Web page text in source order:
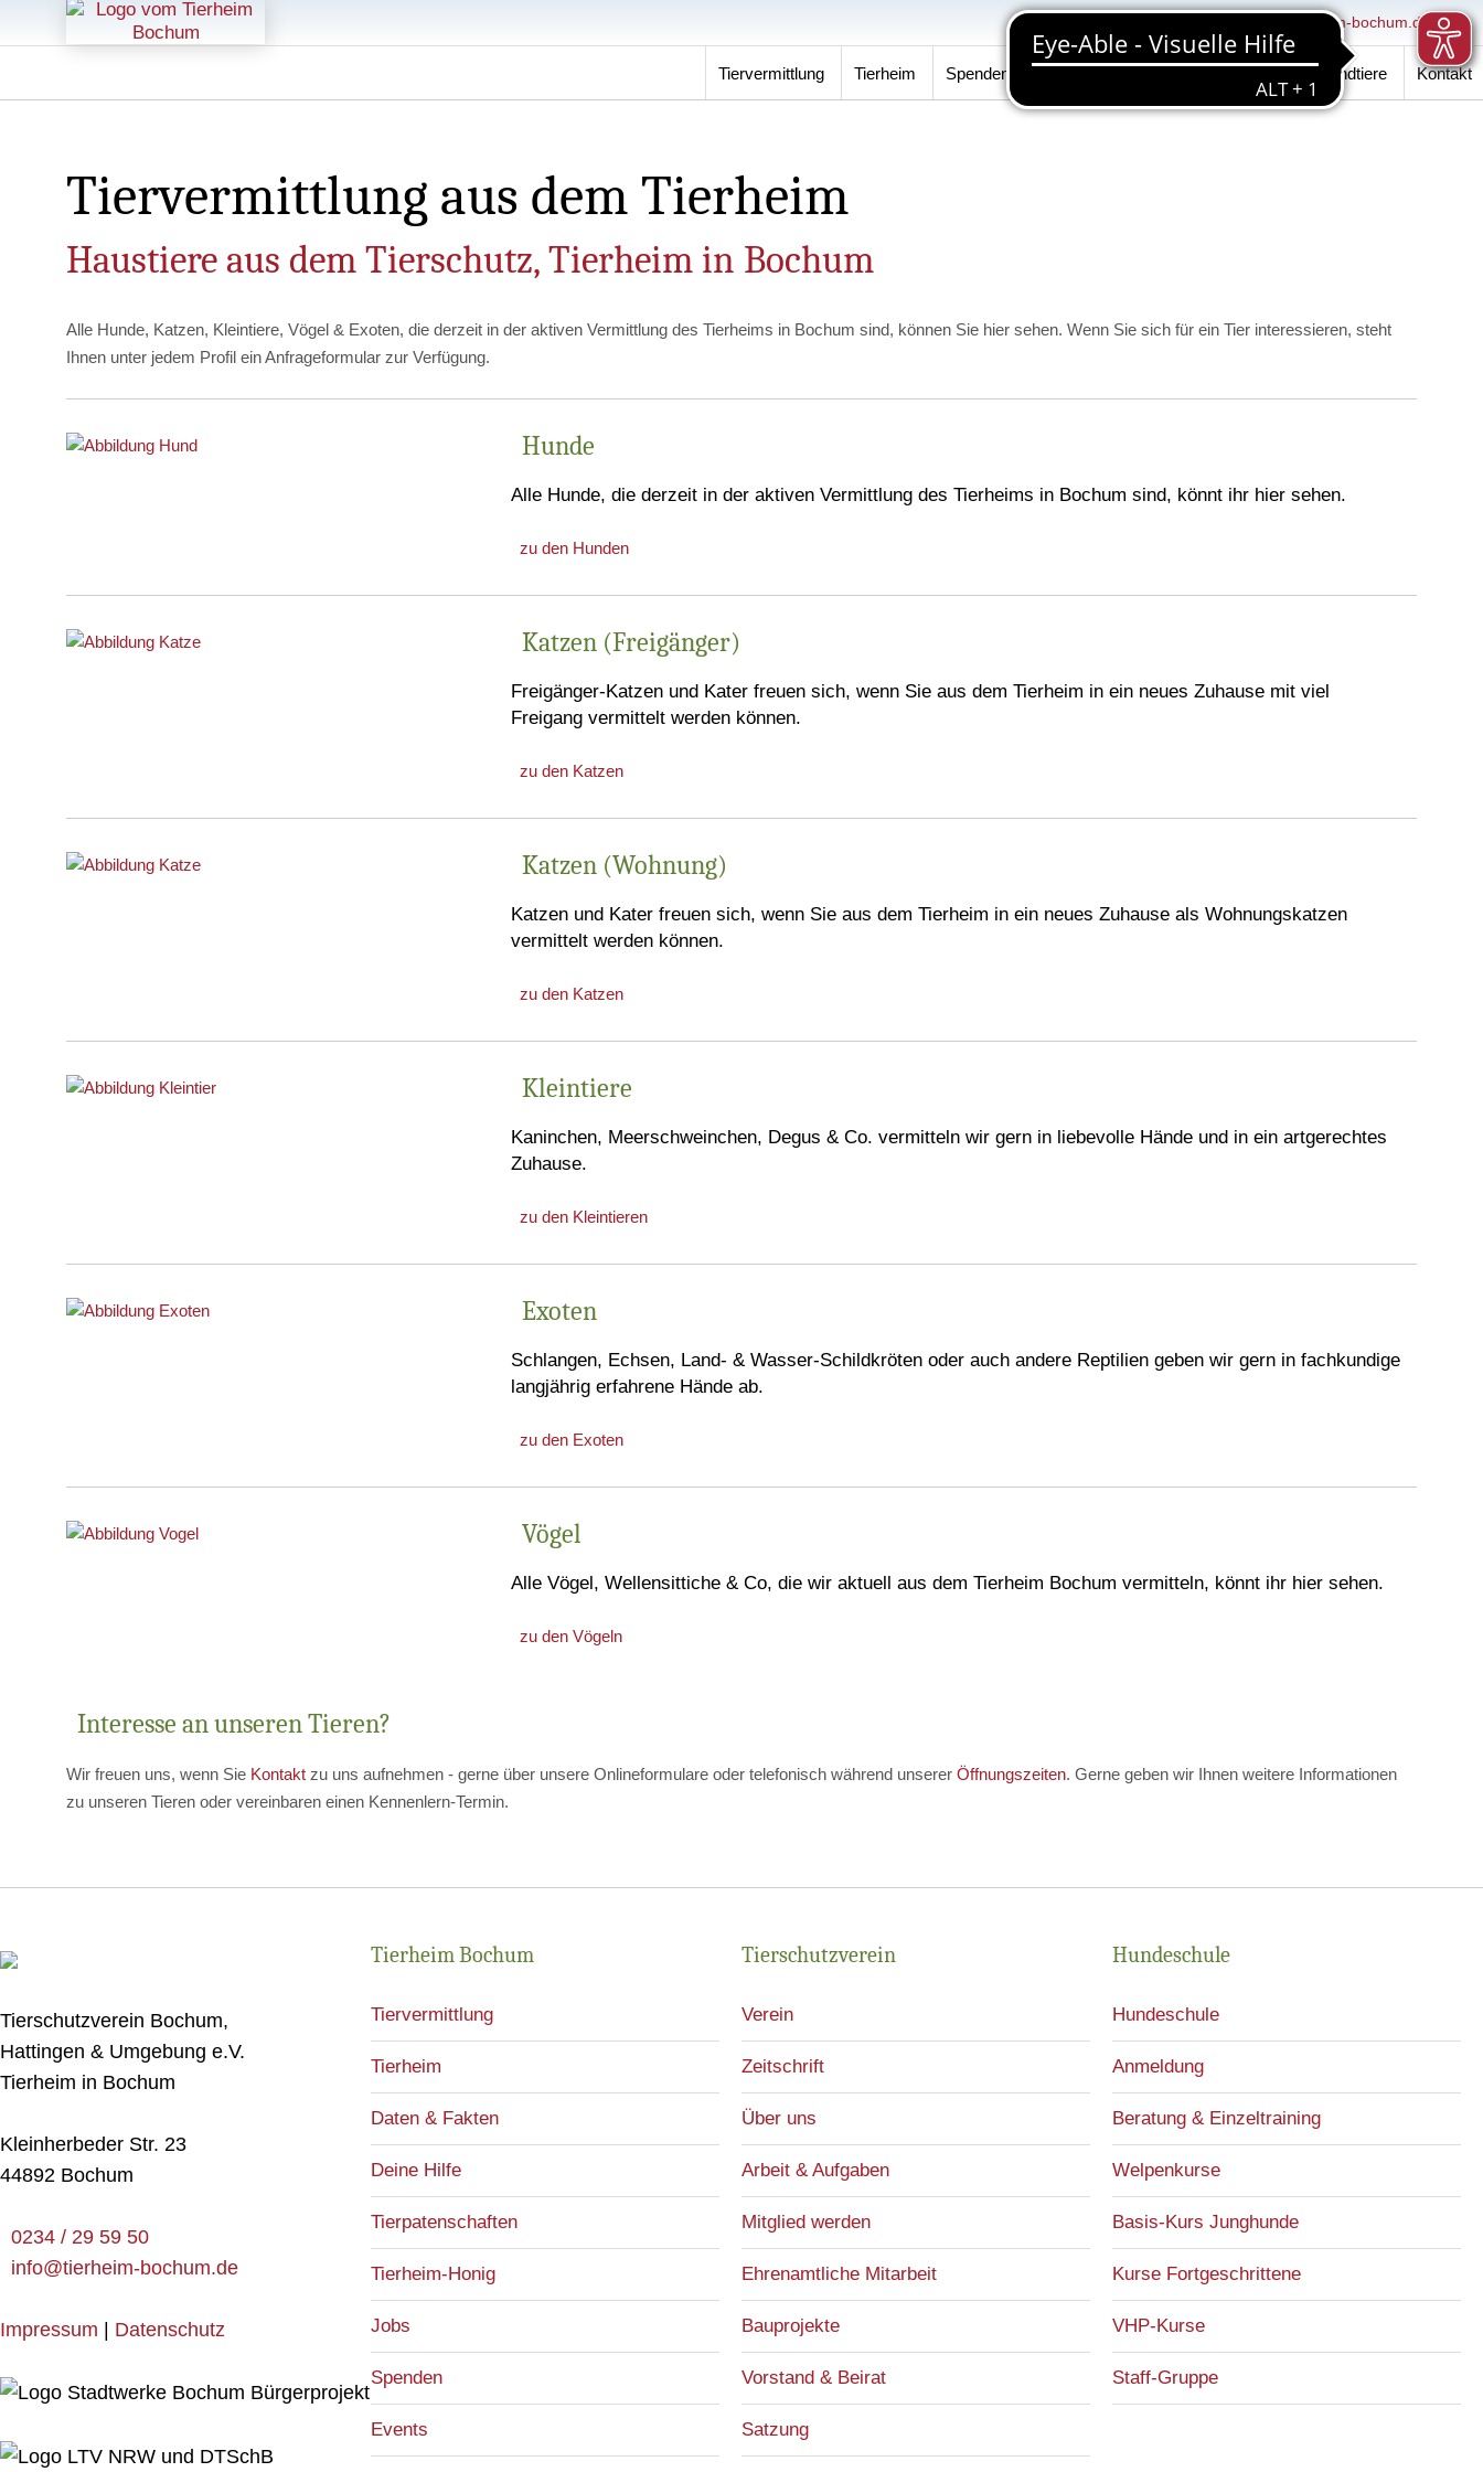
info@tierheim-bochum.de
Tiervermittlung Tierheim Spenden Fundtiere Kontakt
Tiervermittlung aus dem Tierheim
Haustiere aus dem Tierschutz, Tierheim in Bochum
Alle Hunde, Katzen, Kleintiere, Vögel & Exoten, die derzeit in der aktiven Vermittlung des Tierheims in Bochum sind, können Sie hier sehen. Wenn Sie sich für ein Tier interessieren, steht
Ihnen unter jedem Profil ein Anfrageformular zur Verfügung.
Hunde
Alle Hunde, die derzeit in der aktiven Vermittlung des Tierheims in Bochum sind, könnt ihr hier sehen.
zu den Hunden
Katzen (Freigänger)
Freigänger-Katzen und Kater freuen sich, wenn Sie aus dem Tierheim in ein neues Zuhause mit viel
Freigang vermittelt werden können.
zu den Katzen
Katzen (Wohnung)
Katzen und Kater freuen sich, wenn Sie aus dem Tierheim in ein neues Zuhause als Wohnungskatzen
vermittelt werden können.
zu den Katzen
Kleintiere
Kaninchen, Meerschweinchen, Degus & Co. vermitteln wir gern in liebevolle Hände und in ein artgerechtes
Zuhause.
zu den Kleintieren
Exoten
Schlangen, Echsen, Land- & Wasser-Schildkröten oder auch andere Reptilien geben wir gern in fachkundige
langjährig erfahrene Hände ab.
zu den Exoten
Vögel
Alle Vögel, Wellensittiche & Co, die wir aktuell aus dem Tierheim Bochum vermitteln, könnt ihr hier sehen.
zu den Vögeln
Interesse an unseren Tieren?
Wir freuen uns, wenn Sie Kontakt zu uns aufnehmen - gerne über unsere Onlineformulare oder telefonisch während unserer Öffnungszeiten. Gerne geben wir Ihnen weitere Informationen
zu unseren Tieren oder vereinbaren einen Kennenlern-Termin.
Tierschutzverein Bochum,
Hattingen & Umgebung e.V.
Tierheim in Bochum
Kleinherbeder Str. 23
44892 Bochum
0234 / 29 59 50
info@tierheim-bochum.de
Impressum Datenschutz
Tierheim Bochum
Tiervermittlung
Tierheim
Daten & Fakten
Deine Hilfe
Tierpatenschaften
Tierheim-Honig
Jobs
Spenden
Events
Tierschutzverein
Verein
Zeitschrift
Über uns
Arbeit & Aufgaben
Mitglied werden
Ehrenamtliche Mitarbeit
Bauprojekte
Vorstand & Beirat
Satzung
Hundeschule
Hundeschule
Anmeldung
Beratung & Einzeltraining
Welpenkurse
Basis-Kurs Junghunde
Kurse Fortgeschrittene
VHP-Kurse
Staff-Gruppe